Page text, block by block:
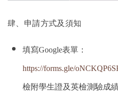
肆、申請方式及須知
填寫Google表單：
https://forms.gle/
檢附學生證及英檢測驗成